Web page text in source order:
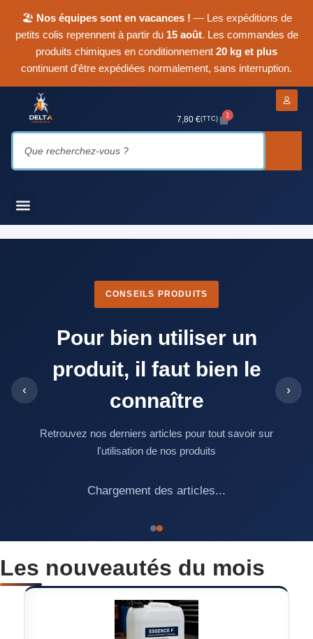
🏖 Nos équipes sont en vacances ! — Les expéditions de
petits colis reprennent à partir du 15 août. Les commandes de
produits chimiques en conditionnement 20 kg et plus
continuent d'être expédiées normalement, sans interruption.
7,80 €(TTC) 1
CONSEILS PRODUITS
Pour bien utiliser un
produit, il faut bien le
connaître
Retrouvez nos derniers articles pour tout savoir sur
l'utilisation de nos produits
Chargement des articles...
‹ ›
Les nouveautés du mois